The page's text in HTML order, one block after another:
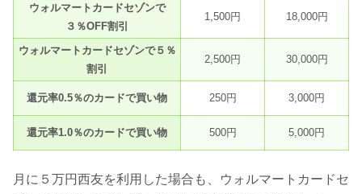
ウォルマートカードセゾンで
３％OFF割引
1,500円 18,000円
ウォルマートカードセゾンで５％
割引
2,500円 30,000円
還元率0.5％のカードで買い物 250円 3,000円
還元率1.0％のカードで買い物 500円 5,000円
月に５万円西友を利用した場合も、ウォルマートカードセ